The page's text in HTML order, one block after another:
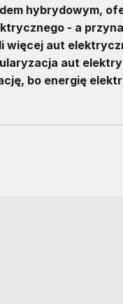
hybrydowym,
- a
więcej aut
aut
bo energię